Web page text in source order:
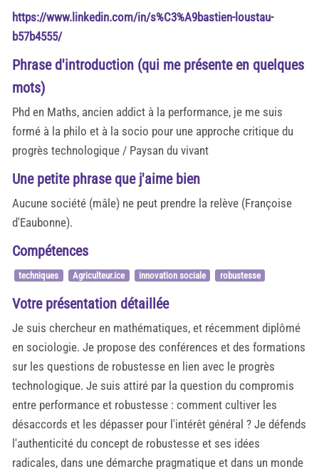
https://www.linkedin.com/in/s%C3%A9bastien-loustau-
b57b4555/
Phrase d'introduction (qui me présente en quelques
mots)
Phd en Maths, ancien addict à la performance, je me suis
formé à la philo et à la socio pour une approche critique du
progrès technologique / Paysan du vivant
Une petite phrase que j'aime bien
Aucune société (mâle) ne peut prendre la relève (Françoise
d'Eaubonne).
Compétences
techniques Agriculteur.ice innovation sociale robustesse
Votre présentation détaillée
Je suis chercheur en mathématiques, et récemment diplômé
en sociologie. Je propose des conférences et des formations
sur les questions de robustesse en lien avec le progrès
technologique. Je suis attiré par la question du compromis
entre performance et robustesse : comment cultiver les
désaccords et les dépasser pour l'intérêt général ? Je défends
l'authenticité du concept de robustesse et ses idées
radicales, dans une démarche pragmatique et dans un monde